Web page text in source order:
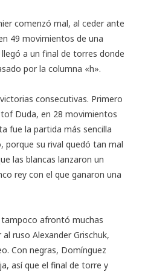
comenzó mal, al ceder ante
49 movimientos de una
a un final de torres donde
por la columna «h».
consecutivas. Primero
Duda, en 28 movimientos
fue la partida más sencilla
porque su rival quedó tan mal
las blancas lanzaron un
rey con el que ganaron una
afrontó muchas
ruso Alexander Grischuk,
Con negras, Domínguez
así que el final de torre y